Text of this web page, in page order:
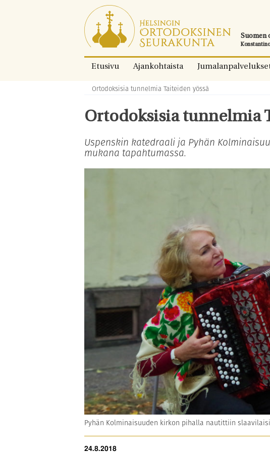
Siirry
suoraan
sisältöön.
Suomen
Etusivu Ajankohtaista
Murupolku:
Ortodoksisia tunnelmia Taiteiden yössä
Ortodoksisia tunnelmia
Uspenskin katedraali ja Pyhän
mukana tapahtumassa.
Pyhän Kolminaisuuden kirkon pihalla nautittiin
24.8.2018